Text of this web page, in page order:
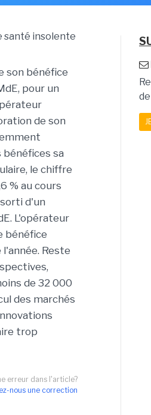
son bénéfice
pour un
de son
sa
le chiffre
% au cours
d'un
L'opérateur
bénéfice
Reste
de 32 000
des marchés
trop
erreur dans l'article?
nous une correction